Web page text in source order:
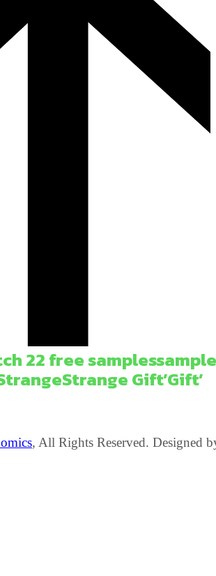
22freesamples
StrangeGift’Gift’
, All Rights Reserved. Designed